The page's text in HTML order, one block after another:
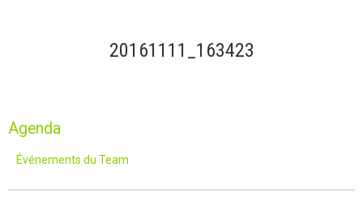
20161111_163423
Agenda
Événements du Team